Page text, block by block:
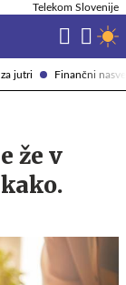
jutri Finančni
Telekom Slovenije
že v